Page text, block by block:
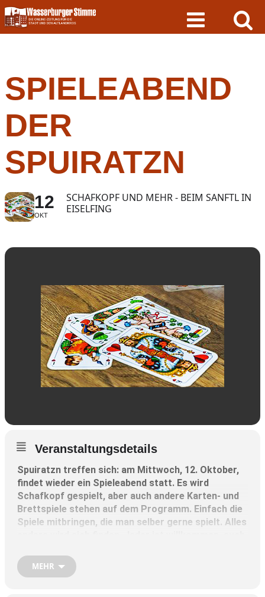
Skip
to
content
SPIELEABEND
DER
SPUIRATZN
12
OKT
SCHAFKOPF UND MEHR - BEIM SANFTL IN
EISELFING
Veranstaltungsdetails
Spuiratzn treffen sich: am Mittwoch, 12. Oktober,
findet wieder ein Spieleabend statt. Es wird
Schafkopf gespielt, aber auch andere Karten- und
Brettspiele stehen auf dem Programm. Einfach die
Spiele mitbringen, die man selber gerne spielt. Alles
Der Spieleabend findet um 19 Uhr beim Sanftl in
MEHR